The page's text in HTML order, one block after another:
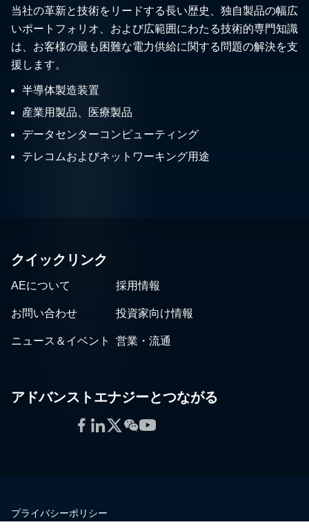
当社の革新と技術をリードする長い歴史、独自製品の幅広
いポートフォリオ、および広範囲にわたる技術的専門知識
は、お客様の最も困難な電力供給に関する問題の解決を支
援します。
半導体製造装置
産業用製品、医療製品
データセンターコンピューティング
テレコムおよびネットワーキング用途
クイックリンク
AEについて 採用情報
お問い合わせ 投資家向け情報
ニュース＆イベント 営業・流通
アドバンストエナジーとつながる
Facebook
LinkedIn
Twitter
WeChat
YouTube
プライバシーポリシー